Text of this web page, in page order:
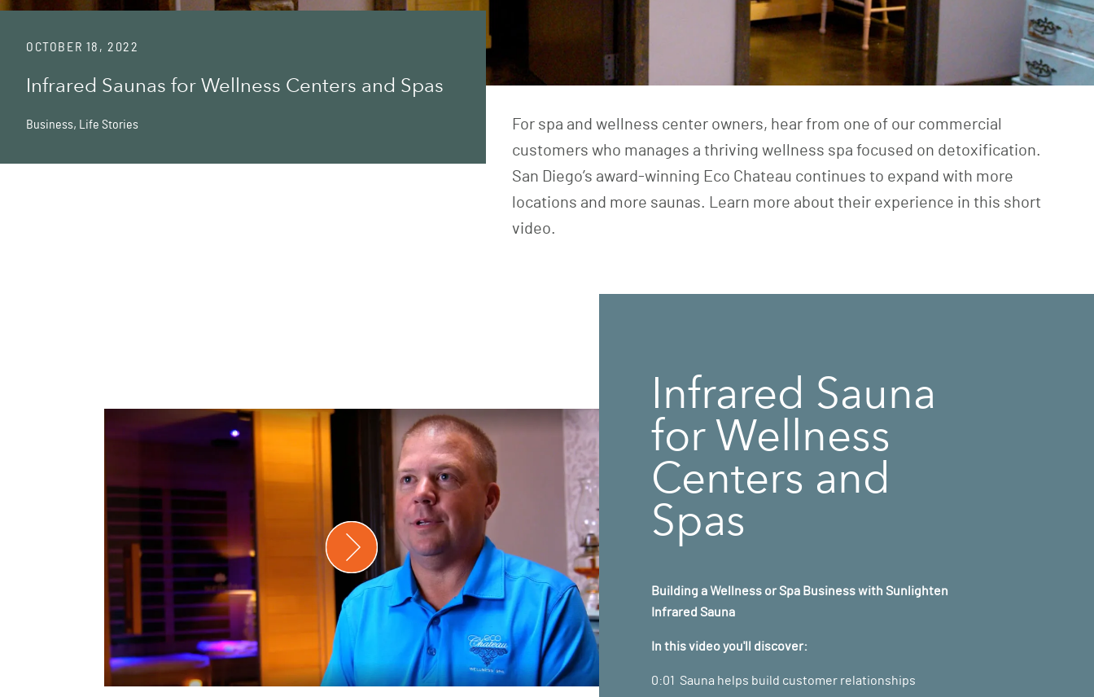
OCTOBER 18, 2022
Infrared Saunas for Wellness Centers and Spas
Business, Life Stories
For spa and wellness center owners, hear from one of our commercial
customers who manages a thriving wellness spa focused on detoxification.
San Diego’s award-winning Eco Chateau continues to expand with more
locations and more saunas. Learn more about their experience in this short
video.
Infrared Sauna
for Wellness
Centers and
Spas
Building a Wellness or Spa Business with Sunlighten
Infrared Sauna
In this video you'll discover:
0:01 Sauna helps build customer relationships